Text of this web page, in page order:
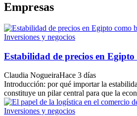
Empresas
Inversiones y negocios
Estabilidad de precios en
Claudia NogueiraHace 3 días
Introducción: por qué importar la
constituye un pilar central para que la
Inversiones y negocios